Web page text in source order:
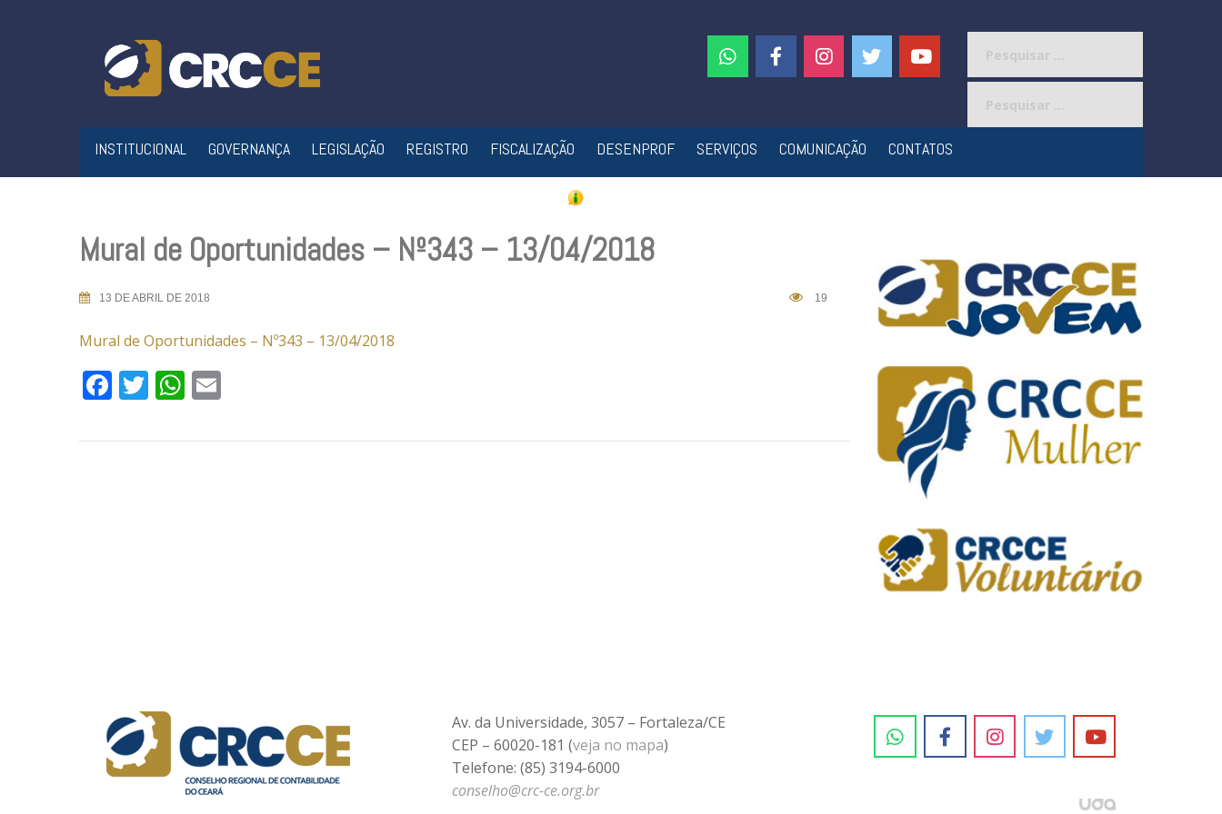
INSTITUCIONAL GOVERNANÇA LEGISLAÇÃO REGISTRO FISCALIZAÇÃO DESENPROF SERVIÇOS COMUNICAÇÃO CONTATOS
Mural de Oportunidades – Nº343 – 13/04/2018
13 DE ABRIL DE 2018 19
Mural de Oportunidades – Nº343 – 13/04/2018
Facebook
TwitterWhatsApp
Av. da Universidade, 3057 – Fortaleza/CE
CEP – 60020-181 (veja no mapa)
Telefone: (85) 3194-6000
conselho@crc-ce.org.br